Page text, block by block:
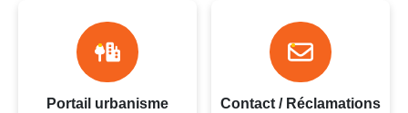
Portail urbanisme Contact / Réclamations